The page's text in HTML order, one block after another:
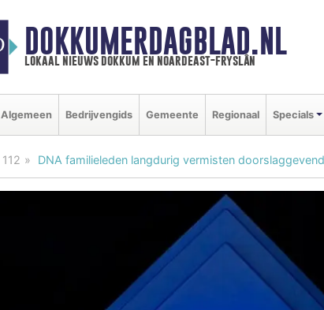
DOKKUMERDAGBLAD.NL
lokaal nieuws dokkum en noardeast-fryslân
Algemeen Bedrijvengids Gemeente Regionaal Specials
112 DNA familieleden langdurig vermisten